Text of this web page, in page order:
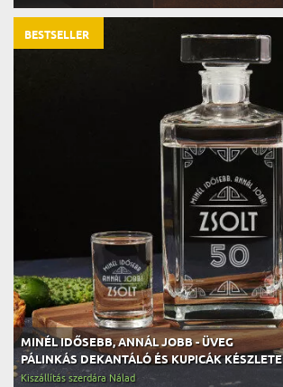
MINÉL IDŐSEBB, ANNÁL JOBB - ÜVEG
PÁLINKÁS DEKANTÁLÓ ÉS KUPICÁK KÉSZLETE
Kiszállítás szerdára Nálad
BESTSELLER